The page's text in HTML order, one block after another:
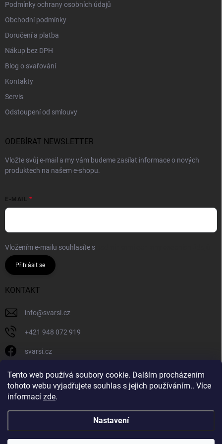
Tento web používá soubory cookie. Dalším procházením
tohoto webu vyjadřujete souhlas s jejich používáním.. Více
informací zde.
Nastavení
Podmínky ochrany osobních údajů
Obchodní podmínky
Doručení a platba
Nákup bez DPH
Blog o svařování
Kontakty
Servis
Odstoupení od smlouvy
ODEBÍRAT NEWSLETTER
Vložte svůj e-mail a my vám budeme zasílat informace o nových
produktech na našem e-shopu.
E-MAIL
Vložením e-mailu souhlasíte s
Přihlásit se
KONTAKT
info@svarsi.cz
+421 948 072 919
svarsi.cz
svarsi.cz